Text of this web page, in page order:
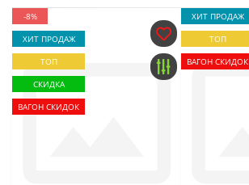
-8%
ХИТ ПРОДАЖ
ТОП
СКИДКА
ВАГОН СКИДОК
ХИТ ПРОДАЖ
ТОП
ВАГОН СКИДОК